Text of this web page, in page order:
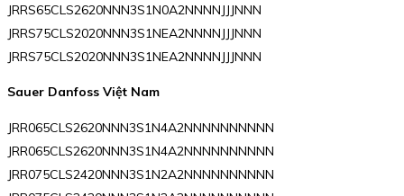
JRRS65CLS2620NNN3S1N0A2NNNNJJJNNN
JRRS75CLS2020NNN3S1NEA2NNNNJJJNNN
JRRS75CLS2020NNN3S1NEA2NNNNJJJNNN
Sauer Danfoss Việt Nam
JRR065CLS2620NNN3S1N4A2NNNNNNNNNN
JRR065CLS2620NNN3S1N4A2NNNNNNNNNN
JRR075CLS2420NNN3S1N2A2NNNNNNNNNN